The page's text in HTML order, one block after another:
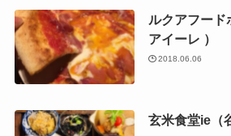
ルクアフード
アイーレ ）
2018.06.06
玄米食堂ie（